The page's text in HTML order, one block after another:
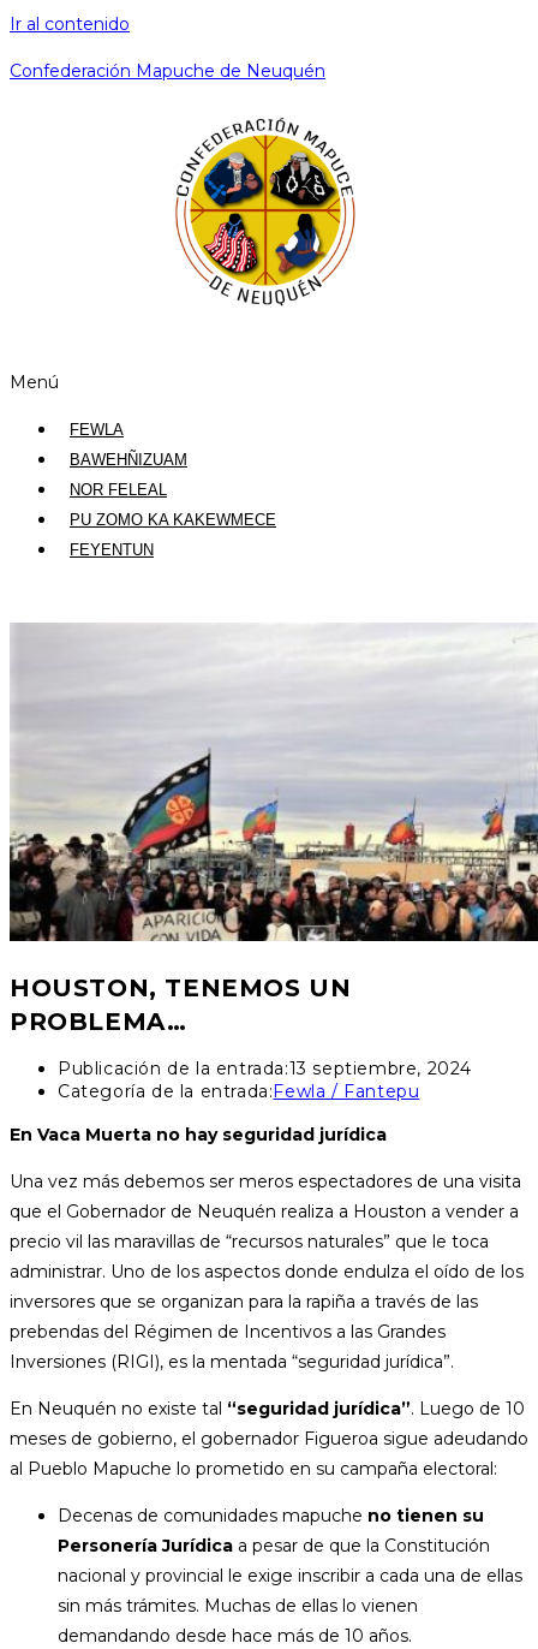
Ir al contenido
Confederación Mapuche de Neuquén
Menú
FEWLA
BAWEHÑIZUAM
NOR FELEAL
PU ZOMO KA KAKEWMECE
FEYENTUN
HOUSTON, TENEMOS UN
PROBLEMA…
Publicación de la entrada:13 septiembre, 2024
Categoría de la entrada: Fewla / Fantepu
En Vaca Muerta no hay seguridad jurídica
Una vez más debemos ser meros espectadores de una visita
que el Gobernador de Neuquén realiza a Houston a vender a
precio vil las maravillas de “recursos naturales” que le toca
administrar. Uno de los aspectos donde endulza el oído de los
inversores que se organizan para la rapiña a través de las
prebendas del Régimen de Incentivos a las Grandes
Inversiones (RIGI), es la mentada “seguridad jurídica”.
En Neuquén no existe tal “seguridad jurídica”. Luego de 10
meses de gobierno, el gobernador Figueroa sigue adeudando
al Pueblo Mapuche lo prometido en su campaña electoral:
Decenas de comunidades mapuche no tienen su
Personería Jurídica a pesar de que la Constitución
nacional y provincial le exige inscribir a cada una de ellas
sin más trámites. Muchas de ellas lo vienen
demandando desde hace más de 10 años.